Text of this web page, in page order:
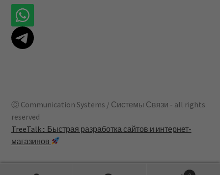
Ⓒ Communication Systems / Системы Связи - all rights
reserved
TreeTalk :: Быстрая разработка сайтов и интернет-
магазинов